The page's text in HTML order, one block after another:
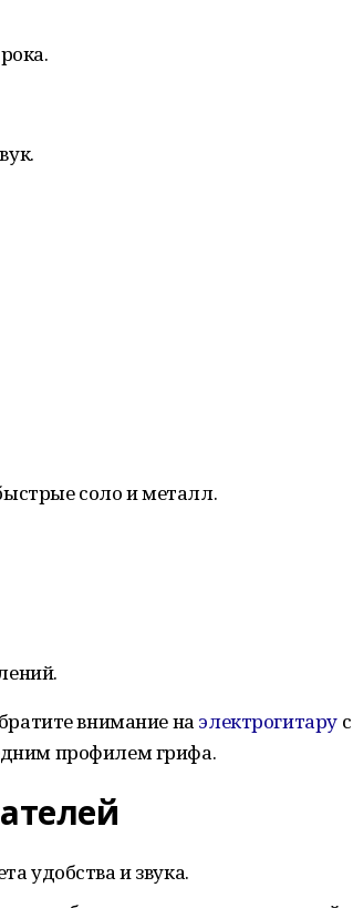
соло и металл.
внимание на электрогитарус
профилем грифа.
удобства и звука.